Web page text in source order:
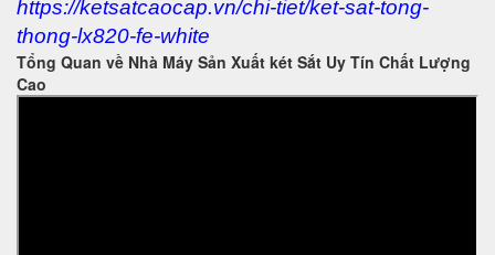
https://ketsatcaocap.vn/chi-tiet/ket-sat-tong-
thong-lx820-fe-white
Tổng Quan về Nhà Máy Sản Xuất két Sắt Uy Tín Chất Lượng
Cao